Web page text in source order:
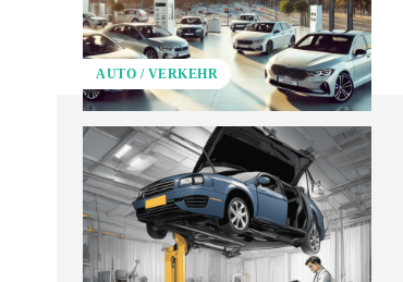
AUTO / VERKEHR